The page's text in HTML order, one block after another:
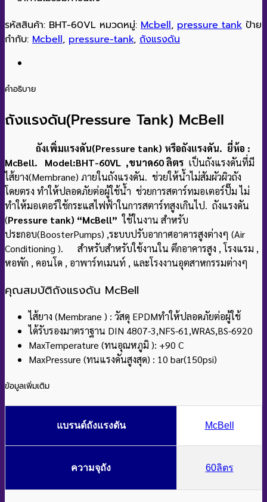
รหัสสินค้า: BHT-60VL หมวดหมู่: Mcbell, pressure tank ป้าย
กำกับ: Mcbell, pressure-tank, ถังแรงดัน
คำอธิบาย
ถังแรงดัน(Pressure Tank) McBell
ถังเพิ่มแรงดัน(Pressure tank) หรือถังแรงดัน. ยี่ห้อ :
McBell. Model:BHT-60VL ,ขนาด60 ลิตร เป็นถังแรงดันที่มี
ไส้ยาง(Membrane) ภายในถังแรงดัน. ช่วยให้น้ำไม่สัมผัวผิวถัง
โดยตรง ทำให้ปลอดภัยต่อผู้ใช้น้ำ ช่วยการสตาร์ทมอเตอร์ปั๊ม ไม่
ทำให้มอเตอร์ใช้กระแสไฟฟ้าในการสตาร์ทสูงเกินไป. ถังแรงดัน
(Pressure tank) “McBell” ใช้ในงาน สำหรับ
ประกอบ(BoosterPumps) ,ระบบปรับอากาศอาคารสูงต่างๆ (Air
Conditioning ). สำหรับสำหรับใช้งานใน ตึกอาคารสูง , โรงแรม ,
หอพัก , คอนโด , อาพาร์ทเมนท์ , และโรงงานอุตสาหกรรมต่างๆ
คุณสมบัติถังแรงดัน McBell
ไส้ยาง (Membrane ) : วัสดุ EPDMทำให้ปลอดภัยต่อผู้ใช้
ได้รับรองมาตราฐาน DIN 4807-3,NFS-61,WRAS,BS-6920
MaxTemperature (ทนอุณหภูมิ ): +90 C
MaxPressure (ทนแรงดันสูงสุด) : 10 bar(150psi)
ข้อมูลเพิ่มเติม
แบรนด์ถังแรงดัน McBell
ความจุถัง 60ลิตร